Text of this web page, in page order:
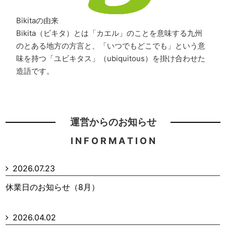
Bikitaの由来
Bikita（ビキタ）とは「カエル」のことを意味する九州
のとある地方の方言と、「いつでもどこでも」という意
味を持つ「ユビキタス」（ubiquitous）を掛け合わせた
造語です。
運営からのお知らせ
I N F O R M A T I O N
2026.07.23
休業日のお知らせ（8月）
2026.04.02